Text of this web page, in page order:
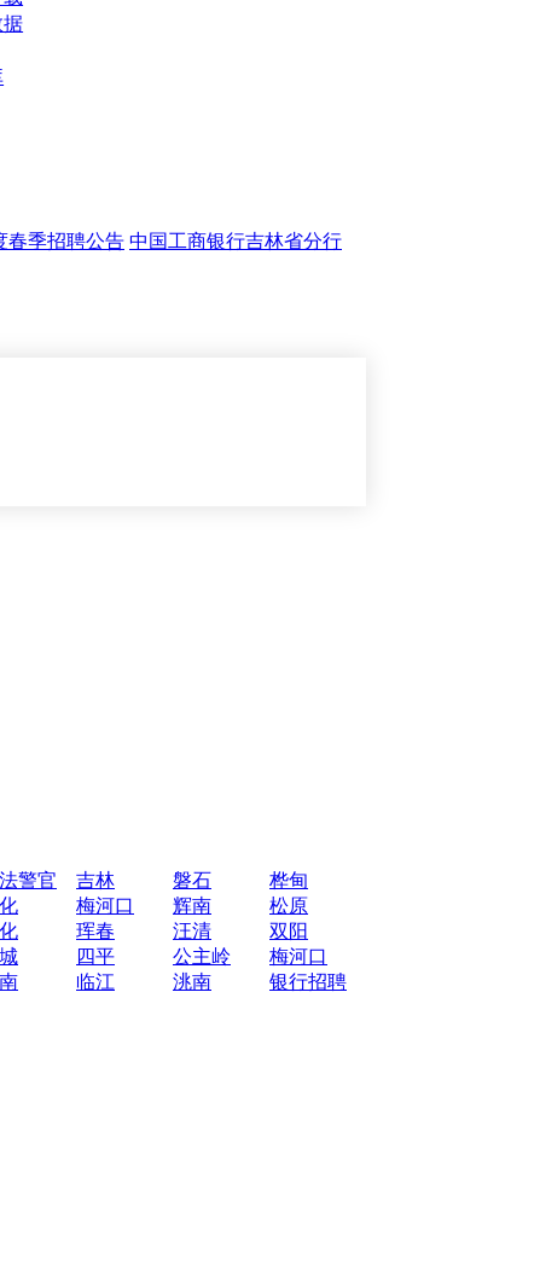
据
春季招聘公告 中国工商银行吉林省分行
警官 吉林 磐石
桦甸
梅河口 辉南
松原
珲春 汪清
双阳
四平 公主岭
梅河口
临江 洮南
银行招聘